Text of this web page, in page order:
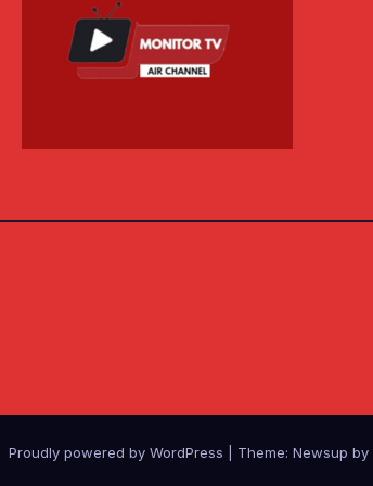
Proudly powered by WordPress Theme: Newsup by